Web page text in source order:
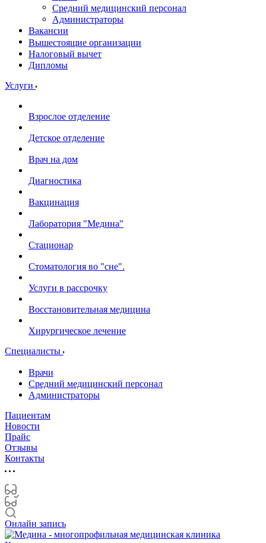
Средний медицинский персонал
Администраторы
Вакансии
Вышестоящие организации
Налоговый вычет
Дипломы
Услуги
Взрослое отделение
Детское отделение
Врач на дом
Диагностика
Вакцинация
Лаборатория "Медина"
Стационар
Стоматология во "сне".
Услуги в рассрочку
Восстановительная медицина
Хирургическое лечение
Специалисты
Врачи
Средний медицинский персонал
Администраторы
Пациентам
Новости
Прайс
Отзывы
Контакты
Онлайн запись